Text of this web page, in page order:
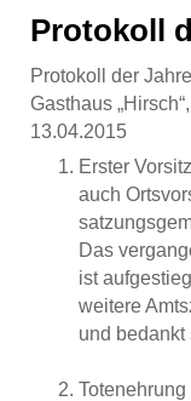
Protokoll
Protokoll der
Gasthaus
13.04.2015
Erster
auch
Das
ist
weitere
und